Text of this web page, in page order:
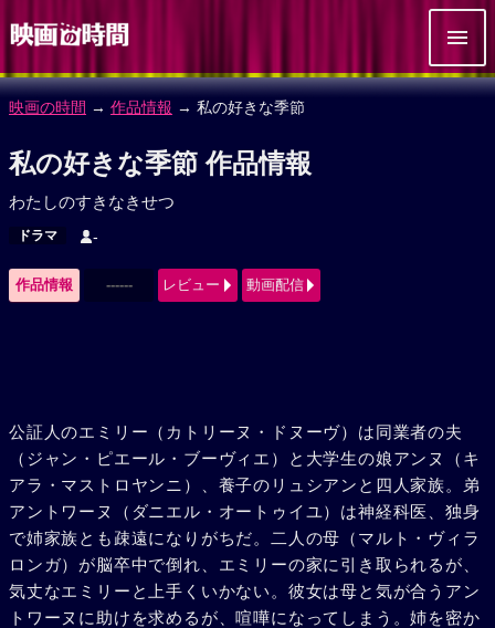
映画の時間 → 作品情報 → 私の好きな季節
私の好きな季節 作品情報
わたしのすきなきせつ
ドラマ -
作品情報 ------ レビュー 動画配信
公証人のエミリー（カトリーヌ・ドヌーヴ）は同業者の夫
（ジャン・ピエール・ブーヴィエ）と大学生の娘アンヌ（キ
アラ・マストロヤンニ）、養子のリュシアンと四人家族。弟
アントワーヌ（ダニエル・オートゥイユ）は神経科医、独身
で姉家族とも疎遠になりがちだ。二人の母（マルト・ヴィラ
ロンガ）が脳卒中で倒れ、エミリーの家に引き取られるが、
気丈なエミリーと上手くいかない。彼女は母と気が合うアン
トワーヌに助けを求めるが、喧嘩になってしまう。姉を密か